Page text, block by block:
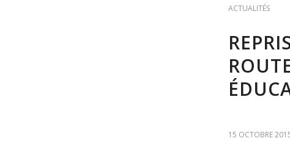
ACTUALITÉS
15 OCTOBRE